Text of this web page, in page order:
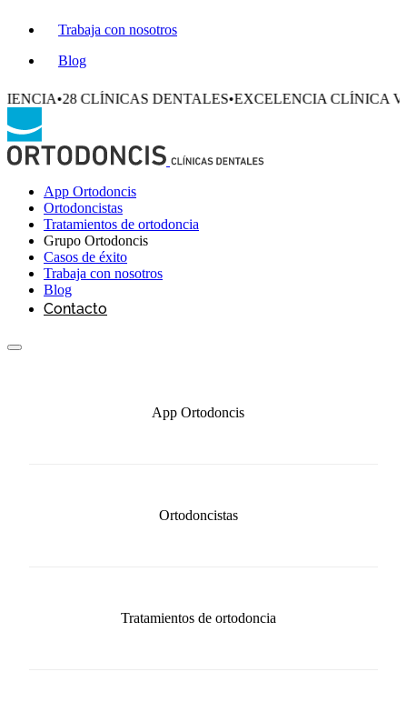
Trabaja con nosotros
Blog
28 CLÍNICAS DENTALES•EXCELENCIA CLÍNICA
App Ortodoncis
Ortodoncistas
Tratamientos de ortodoncia
Grupo Ortodoncis
Casos de éxito
Trabaja con nosotros
Blog
Contacto
App Ortodoncis
Ortodoncistas
Tratamientos de ortodoncia